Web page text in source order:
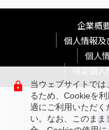
企業概
個人情報及
個人
特定個人
当ウェブサイトで
るため、Cookieを
適にご利用いただく
い。なお、このま